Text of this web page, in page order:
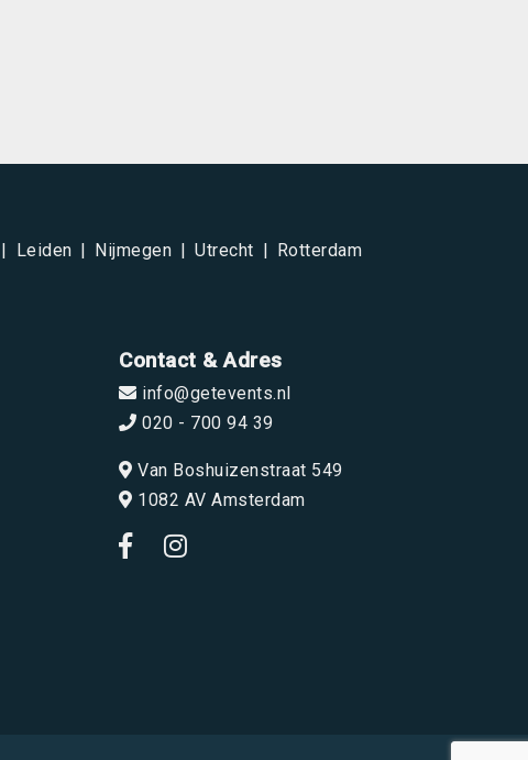
Leiden Nijmegen Utrecht Rotterdam
Contact & Adres
info@getevents.nl
020 - 700 94 39
Van Boshuizenstraat 549
1082 AV Amsterdam